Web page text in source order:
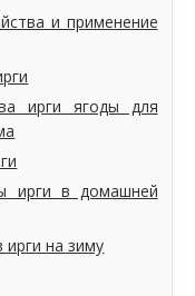
и применение
ирги ягоды для
ирги в домашней
ирги на зиму